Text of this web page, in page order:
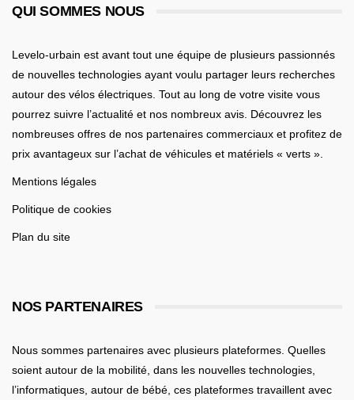
QUI SOMMES NOUS
Levelo-urbain est avant tout une équipe de plusieurs passionnés
de nouvelles technologies ayant voulu partager leurs recherches
autour des vélos électriques. Tout au long de votre visite vous
pourrez suivre l’actualité et nos nombreux avis. Découvrez les
nombreuses offres de nos partenaires commerciaux et profitez de
prix avantageux sur l’achat de véhicules et matériels « verts ».
Mentions légales
Politique de cookies
Plan du site
NOS PARTENAIRES
Nous sommes partenaires avec plusieurs plateformes. Quelles
soient autour de la mobilité, dans les nouvelles technologies,
l’informatiques, autour de bébé, ces plateformes travaillent avec